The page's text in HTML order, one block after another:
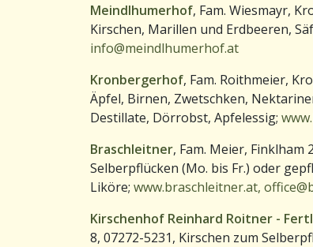
Meindlhumerhof, Fam. Wiesmayr,
Kirschen, Marillen und Erdbeeren,
info@meindlhumerhof.at
Kronbergerhof, Fam. Roithmeier,
Äpfel, Birnen, Zwetschken,
Destillate, Dörrobst, Apfelessig;
Braschleitner, Fam. Meier, Finklham
Selberpflücken (Mo. bis Fr.) oder
Liköre; www.braschleitner.at,
Kirschenhof Reinhard Roitner -
8, 07272-5231, Kirschen zum